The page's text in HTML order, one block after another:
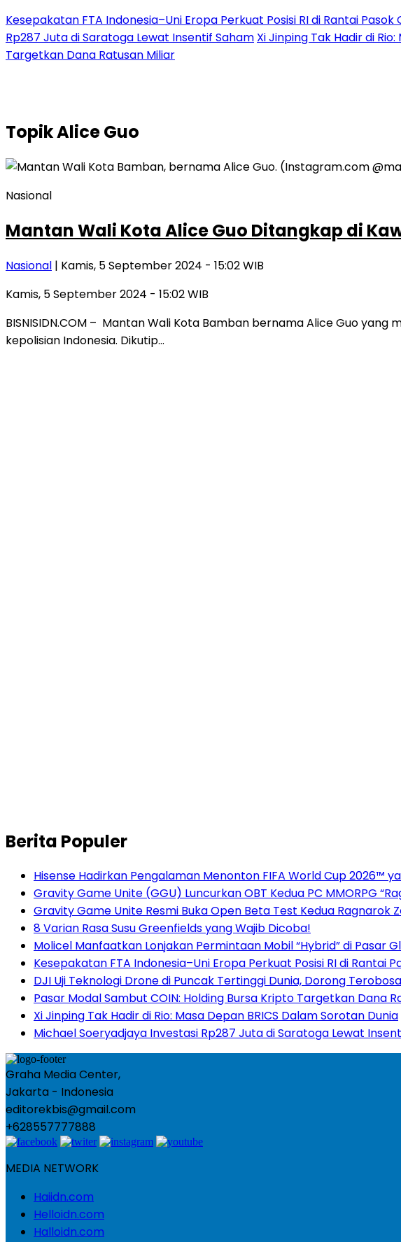
Kesepakatan FTA Indonesia–Uni Eropa Perkuat Posisi RI di Rantai Pasok
Rp287 Juta di Saratoga Lewat Insentif Saham Xi Jinping Tak Hadir di
Targetkan Dana Ratusan Miliar
TopikAlice Guo
Nasional
Mantan Wali Kota Alice Guo Ditangkap di
Nasional | Kamis, 5 September 2024 - 15:02 WIB
Kamis, 5 September 2024 - 15:02 WIB
BISNISIDN.COM – Mantan Wali Kota Bamban bernama Alice Guo
kepolisian Indonesia. Dikutip…
Berita Populer
Hisense Hadirkan Pengalaman Menonton FIFA World Cup 2026™
Gravity Game Unite (GGU) Luncurkan OBT Kedua PC MMORPG
Gravity Game Unite Resmi Buka Open Beta Test Kedua Ragnarok
8 Varian Rasa Susu Greenfields yang Wajib Dicoba!
Molicel Manfaatkan Lonjakan Permintaan Mobil “Hybrid” di Pasar
Kesepakatan FTA Indonesia–Uni Eropa Perkuat Posisi RI di Rantai
DJI Uji Teknologi Drone di Puncak Tertinggi Dunia, Dorong
Pasar Modal Sambut COIN: Holding Bursa Kripto Targetkan Dana
Xi Jinping Tak Hadir di Rio: Masa Depan BRICS Dalam Sorotan Dunia
Michael Soeryadjaya Investasi Rp287 Juta di Saratoga Lewat
Graha Media Center,
Jakarta - Indonesia
editorekbis@gmail.com
+628557777888
MEDIA NETWORK
Haiidn.com
Helloidn.com
Halloidn.com